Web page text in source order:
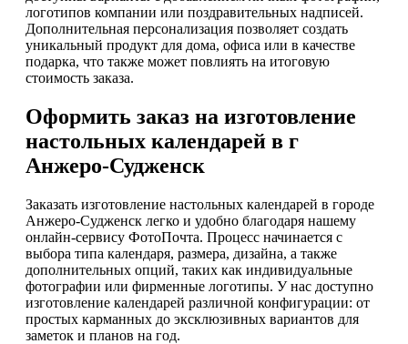
логотипов компании или поздравительных надписей.
Дополнительная персонализация позволяет создать
уникальный продукт для дома, офиса или в качестве
подарка, что также может повлиять на итоговую
стоимость заказа.
Оформить заказ на изготовление
настольных календарей в г
Анжеро-Судженск
Заказать изготовление настольных календарей в городе
Анжеро-Судженск легко и удобно благодаря нашему
онлайн-сервису ФотоПочта. Процесс начинается с
выбора типа календаря, размера, дизайна, а также
дополнительных опций, таких как индивидуальные
фотографии или фирменные логотипы. У нас доступно
изготовление календарей различной конфигурации: от
простых карманных до эксклюзивных вариантов для
заметок и планов на год.